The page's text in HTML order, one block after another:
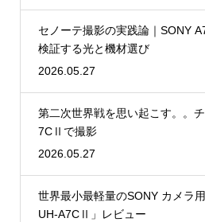
セノーテ撮影の実践論｜SONY
検証する光と機材選び
2026.05.27
第二次世界戦を思い起こす。。
7CⅡで撮影
2026.05.27
世界最小最軽量のSONY カメラ
UH-A7CⅡ」レビュー